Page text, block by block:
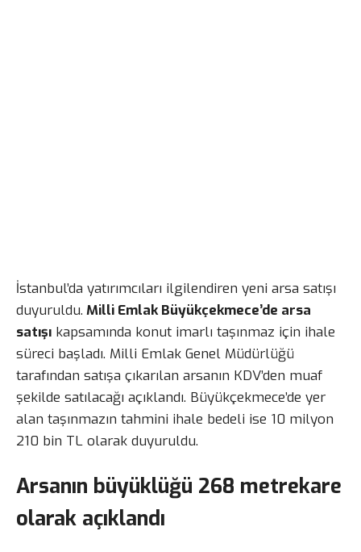
İstanbul’da yatırımcıları ilgilendiren yeni arsa satışı
duyuruldu. Milli Emlak Büyükçekmece’de arsa
satışı kapsamında konut imarlı taşınmaz için ihale
süreci başladı. Milli Emlak Genel Müdürlüğü
tarafından satışa çıkarılan arsanın KDV’den muaf
şekilde satılacağı açıklandı. Büyükçekmece’de yer
alan taşınmazın tahmini ihale bedeli ise 10 milyon
210 bin TL olarak duyuruldu.
Arsanın büyüklüğü 268 metrekare
olarak açıklandı